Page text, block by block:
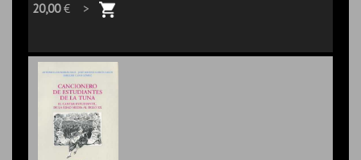
20,00€ >